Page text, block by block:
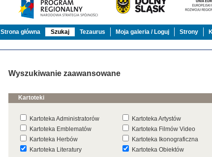
Strona główna Szukaj Tezaurus Moja galeria / Loguj Strony
Wyszukiwanie zaawansowane
Kartoteki
Kartoteka Administratorów Kartoteka Artystów
Kartoteka Emblematów
Kartoteka Filmów Video
Kartoteka Herbów
Kartoteka Ikonograficzna
Kartoteka Literatury
Kartoteka Obiektów